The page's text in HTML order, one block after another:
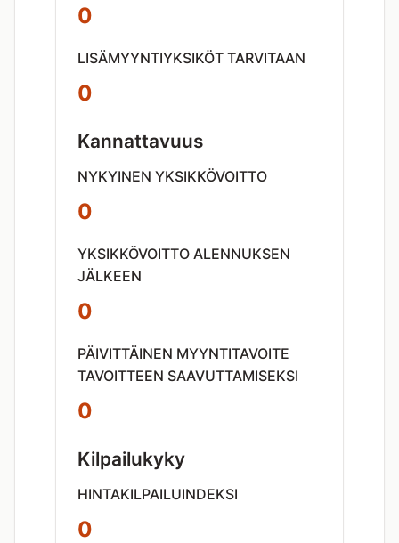
0
LISÄMYYNTIYKSIKÖT TARVITAAN
0
Kannattavuus
NYKYINEN YKSIKKÖVOITTO
0
YKSIKKÖVOITTO ALENNUKSEN
JÄLKEEN
0
PÄIVITTÄINEN MYYNTITAVOITE
TAVOITTEEN SAAVUTTAMISEKSI
0
Kilpailukyky
HINTAKILPAILUINDEKSI
0